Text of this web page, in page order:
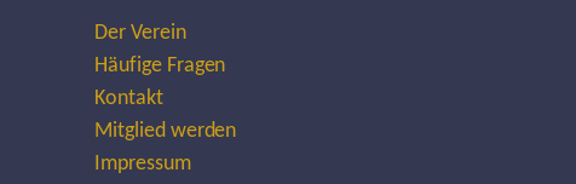
Der Verein
Häufige Fragen
Kontakt
Mitglied werden
Impressum